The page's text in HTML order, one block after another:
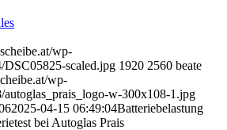
wp-
DSC05825-scaled.jpg 1920 2560 beate
wp-
autoglas_prais_logo-w-300x108-1.jpg
2025-04-15 06:49:04Batteriebelastung
bei Autoglas Prais